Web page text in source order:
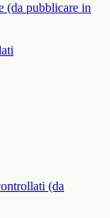
(da pubblicare in
(da